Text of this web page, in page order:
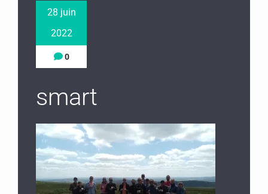
28 juin
2022
0
smart